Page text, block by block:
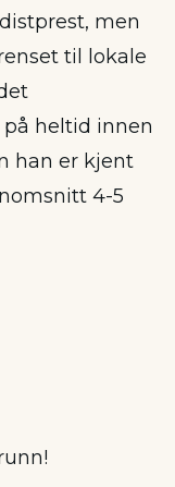
men
til lokale
heltid innen
han er kjent
4-5